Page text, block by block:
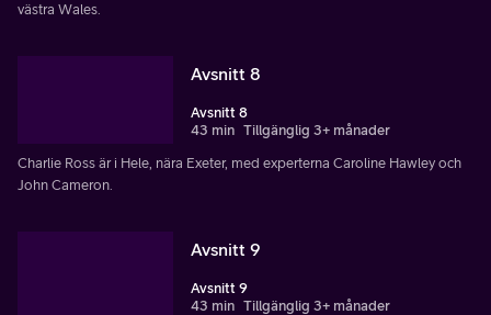
västra Wales.
Avsnitt 8
Avsnitt 8
43 min Tillgänglig 3+ månader
Charlie Ross är i Hele, nära Exeter, med experterna Caroline Hawley och
John Cameron.
Avsnitt 9
Avsnitt 9
43 min Tillgänglig 3+ månader